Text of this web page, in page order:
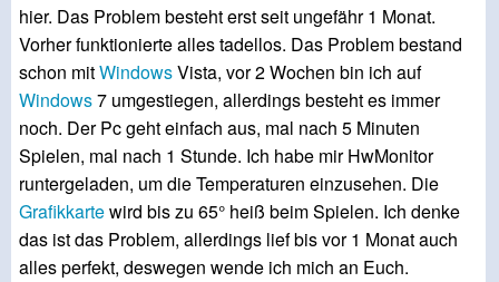
hier. Das Problem besteht erst seit ungefähr 1 Monat.
Vorher funktionierte alles tadellos. Das Problem bestand
schon mitWindowsVista, vor 2 Wochen bin ich auf
Windows7 umgestiegen, allerdings besteht es immer
noch. Der Pc geht einfach aus, mal nach 5 Minuten
Spielen, mal nach 1 Stunde. Ich habe mir HwMonitor
runtergeladen, um die Temperaturen einzusehen. Die
Grafikkartewird bis zu 65° heiß beim Spielen. Ich denke
das ist das Problem, allerdings lief bis vor 1 Monat auch
alles perfekt, deswegen wende ich mich an Euch.